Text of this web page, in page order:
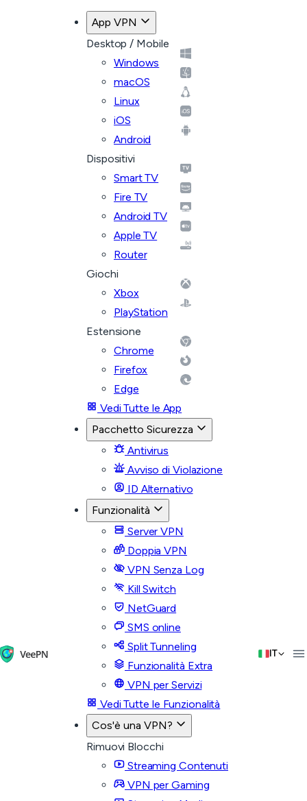
App VPN
Desktop / Mobile
Windows
macOS
Linux
iOS
Android
Dispositivi
Smart TV
Fire TV
Android TV
Apple TV
Router
Giochi
Xbox
PlayStation
Estensione
Chrome
Firefox
Edge
Vedi Tutte le App
Pacchetto Sicurezza
Antivirus
Avviso di Violazione
ID Alternativo
Funzionalità
Server VPN
Doppia VPN
VPN Senza Log
Kill Switch
NetGuard
SMS online
Split Tunneling
Funzionalità Extra
VPN per Servizi
Vedi Tutte le Funzionalità
Cos'è una VPN?
Rimuovi Blocchi
Streaming Contenuti
VPN per Gaming
IT